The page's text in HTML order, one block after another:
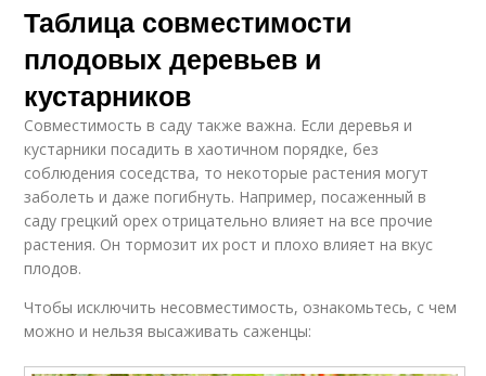
Таблица совместимости
плодовых деревьев и
кустарников
Совместимость в саду также важна. Если деревья и
кустарники посадить в хаотичном порядке, без
соблюдения соседства, то некоторые растения могут
заболеть и даже погибнуть. Например, посаженный в
саду грецкий орех отрицательно влияет на все прочие
растения. Он тормозит их рост и плохо влияет на вкус
плодов.
Чтобы исключить несовместимость, ознакомьтесь, с чем
можно и нельзя высаживать саженцы: